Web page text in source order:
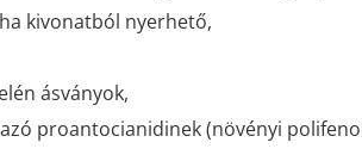
kivonatból nyerhető,
ásványok,
proantocianidinek (növényi